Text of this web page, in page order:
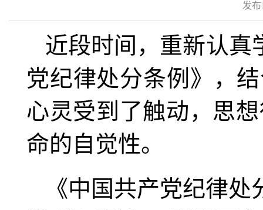
发
近段时间，重新认真
党纪律处分条例》，
心灵受到了触动，思
命的自觉性。
《中国共产党纪律